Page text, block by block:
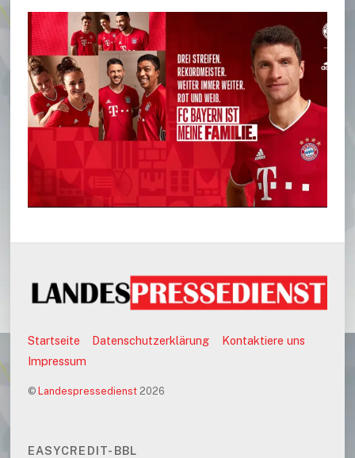
Startseite Datenschutzerklärung
Kontaktiere uns
Impressum
© Landespressedienst2026
EASYCREDIT-BBL